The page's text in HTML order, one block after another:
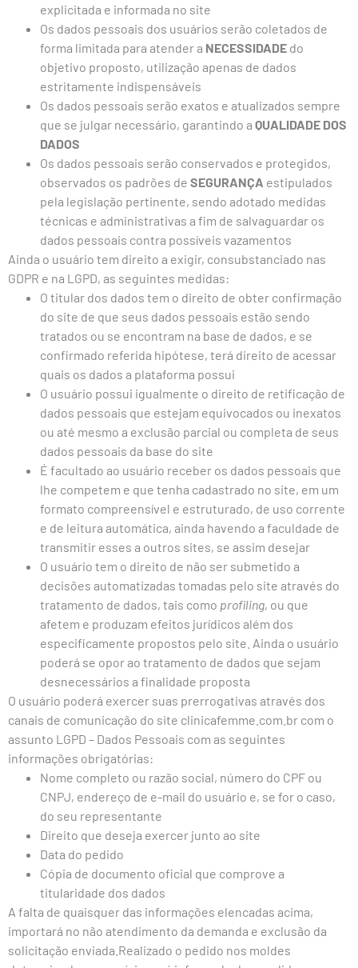
explicitada e informada no site
Os dados pessoais dos usuários serão coletados de
forma limitada para atender a NECESSIDADE do
objetivo proposto, utilização apenas de dados
estritamente indispensáveis
Os dados pessoais serão exatos e atualizados sempre
que se julgar necessário, garantindo a QUALIDADE DOS
DADOS
Os dados pessoais serão conservados e protegidos,
observados os padrões de SEGURANÇA estipulados
pela legislação pertinente, sendo adotado medidas
técnicas e administrativas a fim de salvaguardar os
dados pessoais contra possíveis vazamentos
Ainda o usuário tem direito a exigir, consubstanciado nas
GDPR e na LGPD, as seguintes medidas:
O titular dos dados tem o direito de obter confirmação
do site de que seus dados pessoais estão sendo
tratados ou se encontram na base de dados, e se
confirmado referida hipótese, terá direito de acessar
quais os dados a plataforma possui
O usuário possui igualmente o direito de retificação de
dados pessoais que estejam equivocados ou inexatos
ou até mesmo a exclusão parcial ou completa de seus
dados pessoais da base do site
É facultado ao usuário receber os dados pessoais que
lhe competem e que tenha cadastrado no site, em um
formato compreensível e estruturado, de uso corrente
e de leitura automática, ainda havendo a faculdade de
transmitir esses a outros sites, se assim desejar
O usuário tem o direito de não ser submetido a
decisões automatizadas tomadas pelo site através do
tratamento de dados, tais como profiling, ou que
afetem e produzam efeitos jurídicos além dos
especificamente propostos pelo site. Ainda o usuário
poderá se opor ao tratamento de dados que sejam
desnecessários a finalidade proposta
O usuário poderá exercer suas prerrogativas através dos
canais de comunicação do site clinicafemme.com.br com o
assunto LGPD – Dados Pessoais com as seguintes
informações obrigatórias:
Nome completo ou razão social, número do CPF ou
CNPJ, endereço de e-mail do usuário e, se for o caso,
do seu representante
Direito que deseja exercer junto ao site
Data do pedido
Cópia de documento oficial que comprove a
titularidade dos dados
A falta de quaisquer das informações elencadas acima,
importará no não atendimento da demanda e exclusão da
solicitação enviada.Realizado o pedido nos moldes